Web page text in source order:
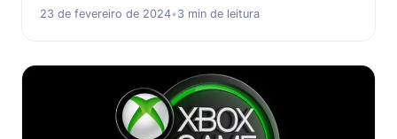
23 de fevereiro de 2024•3 min de leitura